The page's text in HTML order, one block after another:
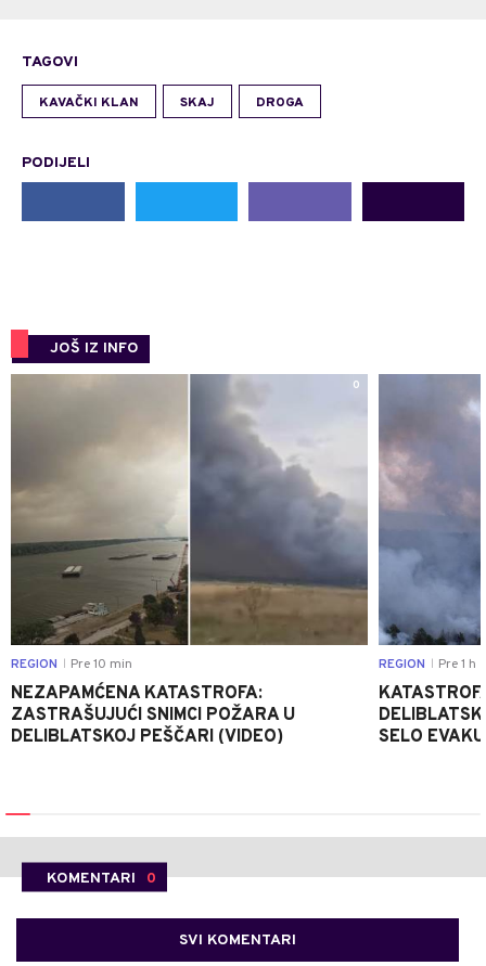
TAGOVI
KAVAČKI KLAN SKAJ DROGA
PODIJELI
JOŠ IZ INFO
0
REGION Pre 10 min
NEZAPAMĆENA KATASTROFA:
ZASTRAŠUJUĆI SNIMCI POŽARA U
DELIBLATSKOJ PEŠČARI (VIDEO)
REGION Pre 1 h
SELO
KOMENTARI 0
SVI KOMENTARI